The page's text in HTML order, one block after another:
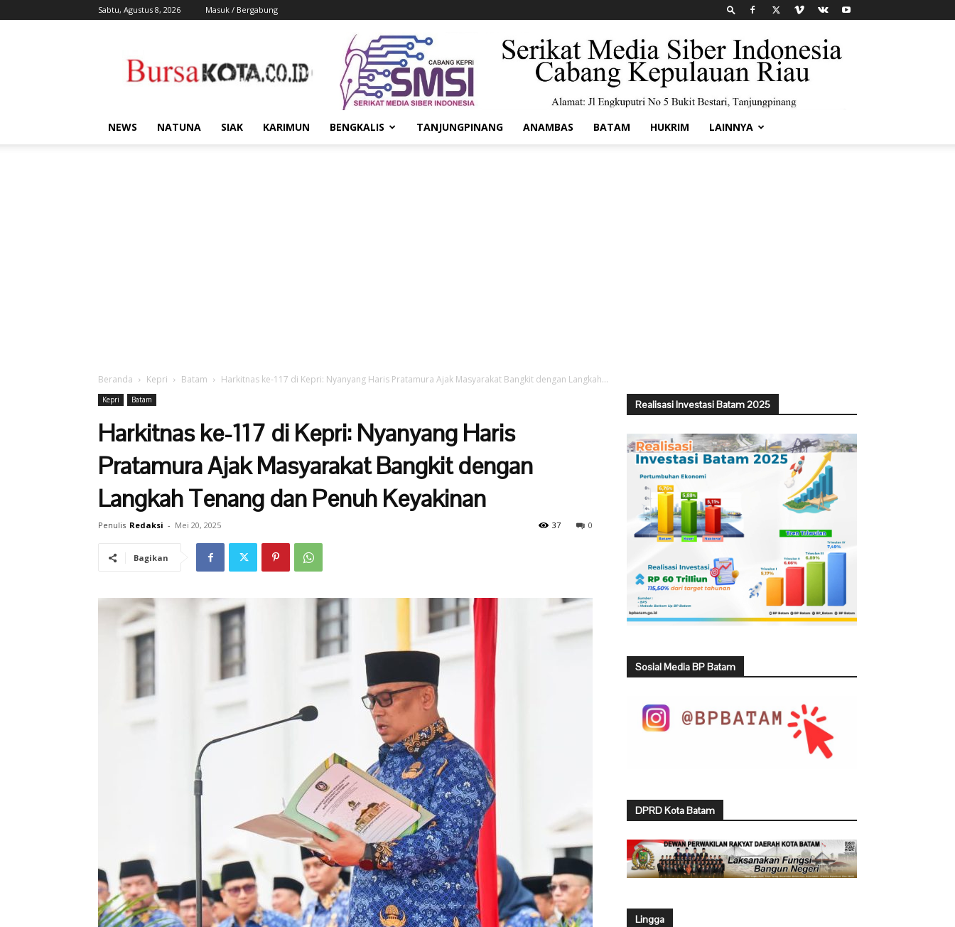
Sabtu, Agustus 8, 2026 Masuk / Bergabung
Kota
NEWS NATUNA SIAK KARIMUN BENGKALIS TANJUNGPINANG ANAMBAS BATAM HUKRIM LAINNYA
Beranda Kepri Batam Harkitnas ke-117 di Kepri: Nyanyang Haris Pratamura Ajak Masyarakat Bangkit dengan Langkah...
Kepri Batam
Harkitnas ke-117 di Kepri: Nyanyang Haris
Pratamura Ajak Masyarakat Bangkit dengan
Langkah Tenang dan Penuh Keyakinan
Penulis Redaksi - Mei 20, 2025 0
37
Bagikan
Realisasi Investasi Batam 2025
Sosial Media BP Batam
DPRD Kota Batam
Lingga